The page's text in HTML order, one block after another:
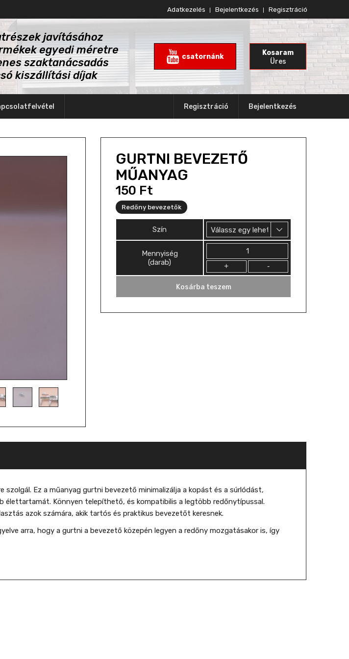
Adatkezelés Bejelentkezés Regisztráció
javításához
egyedi méretre
szaktanácsadás
kiszállítási díjak
csatornánk
Kosaram
Üres
Bejelentkezés
Regisztráció
GURTNI BEVEZETŐ
MŰANYAG
150 Ft
Redőny bevezetők
Szín
Mennyiség
(darab)
Kosárba teszem
szolgál. Ez a műanyag gurtni bevezető minimalizálja a kopást és a súrlódást,
élettartamát. Könnyen telepíthető, és kompatibilis a legtöbb redőnytípussal.
azok számára, akik tartós és praktikus bevezetőt keresnek.
arra, hogy a gurtni a bevezető közepén legyen a redőny mozgatásakor is, így